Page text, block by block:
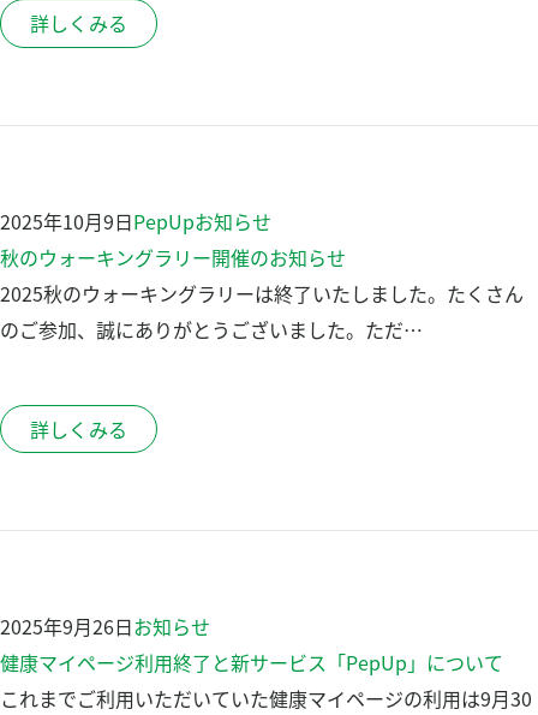
詳しくみる
2025年10月9日PepUpお知らせ
秋のウォーキングラリー開催のお知らせ
2025秋のウォーキングラリーは終了いたしました。たくさん
のご参加、誠にありがとうございました。ただ…
詳しくみる
2025年9月26日お知らせ
健康マイページ利用終了と新サービス「PepUp」について
これまでご利用いただいていた健康マイページの利用は9月30